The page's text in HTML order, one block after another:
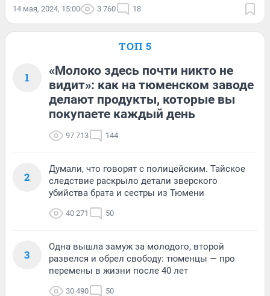
14 мая, 2024, 15:00 3 760 18
ТОП 5
1
«Молоко здесь почти никто не
видит»: как на тюменском заводе
делают продукты, которые вы
покупаете каждый день
97 713 144
2
Думали, что говорят с полицейским. Тайское
следствие раскрыло детали зверского
убийства брата и сестры из Тюмени
40 271 50
3
Одна вышла замуж за молодого, второй
развелся и обрел свободу: тюменцы — про
перемены в жизни после 40 лет
30 490 50